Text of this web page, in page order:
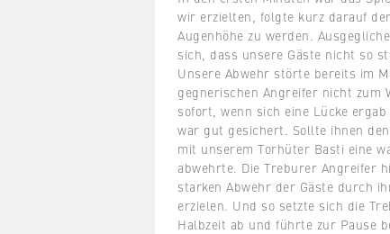
wir erzielten, folgte kurz darauf
Augenhöhe zu werden.
sich, dass unsere Gäste nicht so
Unsere Abwehr störte bereits im
gegnerischen Angreifer nicht zum
sofort, wenn sich eine Lücke
war gut gesichert. Sollte ihnen
mit unserem Torhüter Basti eine
abwehrte. Die Treburer Angreifer
starken Abwehr der Gäste durch
erzielen. Und so setzte sich die
Halbzeit ab und führte zur Pause